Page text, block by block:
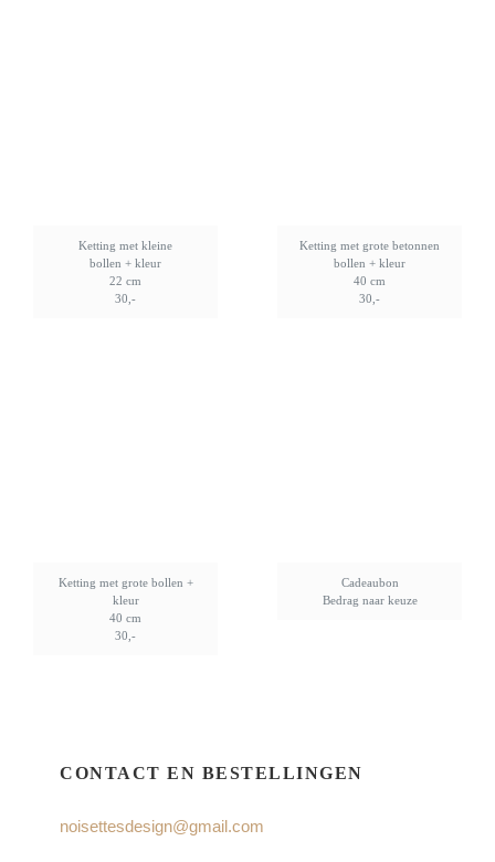
Ketting met kleine
bollen + kleur
22 cm
30,-
Ketting met grote betonnen
bollen + kleur
40 cm
30,-
Ketting met grote bollen +
kleur
40 cm
30,-
Cadeaubon
Bedrag naar keuze
CONTACT EN BESTELLINGEN
noisettesdesign@gmail.com